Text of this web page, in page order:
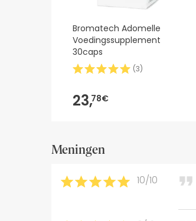
Bromatech Adomelle
Voedingssupplement
30caps
(3)
23,78€
Meningen
10/10